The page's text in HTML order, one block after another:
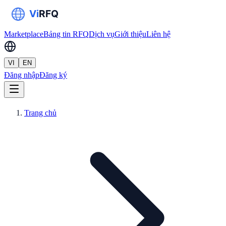
MarketplaceBảng tin RFQDịch vụGiới thiệuLiên hệ
VI EN
Đăng nhậpĐăng ký
Trang chủ